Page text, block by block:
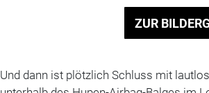
ZUR
Und dann ist plötzlich Schluss mit